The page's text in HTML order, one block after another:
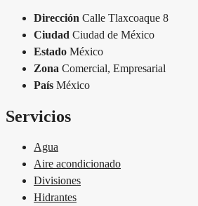
Dirección Calle Tlaxcoaque 8
Ciudad Ciudad de México
Estado México
Zona Comercial, Empresarial
País México
Servicios
Agua
Aire acondicionado
Divisiones
Hidrantes